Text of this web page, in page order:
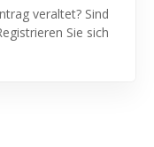
veraltet? Sind
Sie sich